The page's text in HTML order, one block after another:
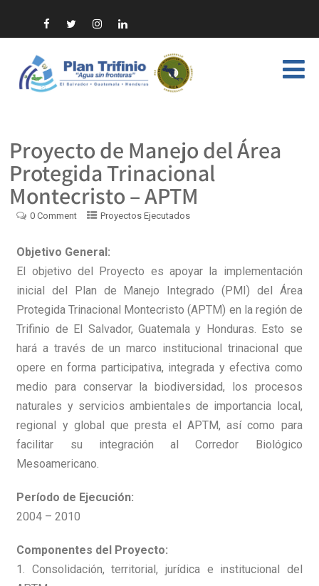
Proyecto de Manejo del Área
Protegida Trinacional
Montecristo – APTM
0 Comment Proyectos Ejecutados
Objetivo General:
El objetivo del Proyecto es apoyar la implementación
inicial del Plan de Manejo Integrado (PMI) del Área
Protegida Trinacional Montecristo (APTM) en la región de
Trifinio de El Salvador, Guatemala y Honduras. Esto se
hará a través de un marco institucional trinacional que
opere en forma participativa, integrada y efectiva como
medio para conservar la biodiversidad, los procesos
naturales y servicios ambientales de importancia local,
regional y global que presta el APTM, así como para
facilitar su integración al Corredor Biológico
Mesoamericano.
Período de Ejecución:
2004 – 2010
Componentes del Proyecto:
1. Consolidación, territorial, jurídica e institucional del